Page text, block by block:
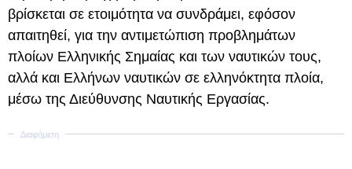
βρίσκεται σε ετοιμότητα να συνδράμει, εφόσον
απαιτηθεί, για την αντιμετώπιση προβλημάτων
πλοίων Ελληνικής Σημαίας και των ναυτικών τους,
αλλά και Ελλήνων ναυτικών σε ελληνόκτητα πλοία,
μέσω της Διεύθυνσης Ναυτικής Εργασίας.